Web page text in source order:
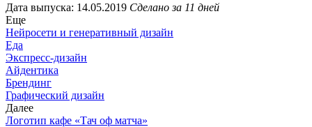
Дата выпуска: 14.05.2019 Сделано за 11 дней
Еще
Нейросети и генеративный дизайн
Еда
Экспресс-дизайн
Айдентика
Брендинг
Графический дизайн
Далее
Логотип кафе «Тач оф матча»